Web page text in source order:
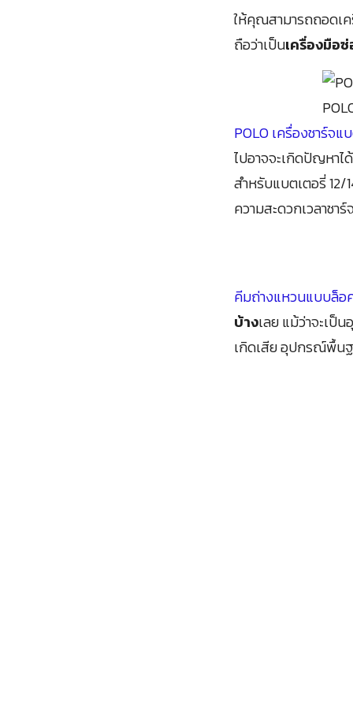
ให้คุณสามารถถอดเ
ถือว่าเป็นเครื่องมือ
POLO เครื่องชาร์จ
ไปอาจจะเกิดปัญหา
สำหรับแบตเตอรี่ 12/
ความสะดวกเวลาชา
คีมถ่างแหวนแบบล็อ
บ้างเลย แม้ว่าจะเป็
เกิดเสีย อุปกรณ์พื้น